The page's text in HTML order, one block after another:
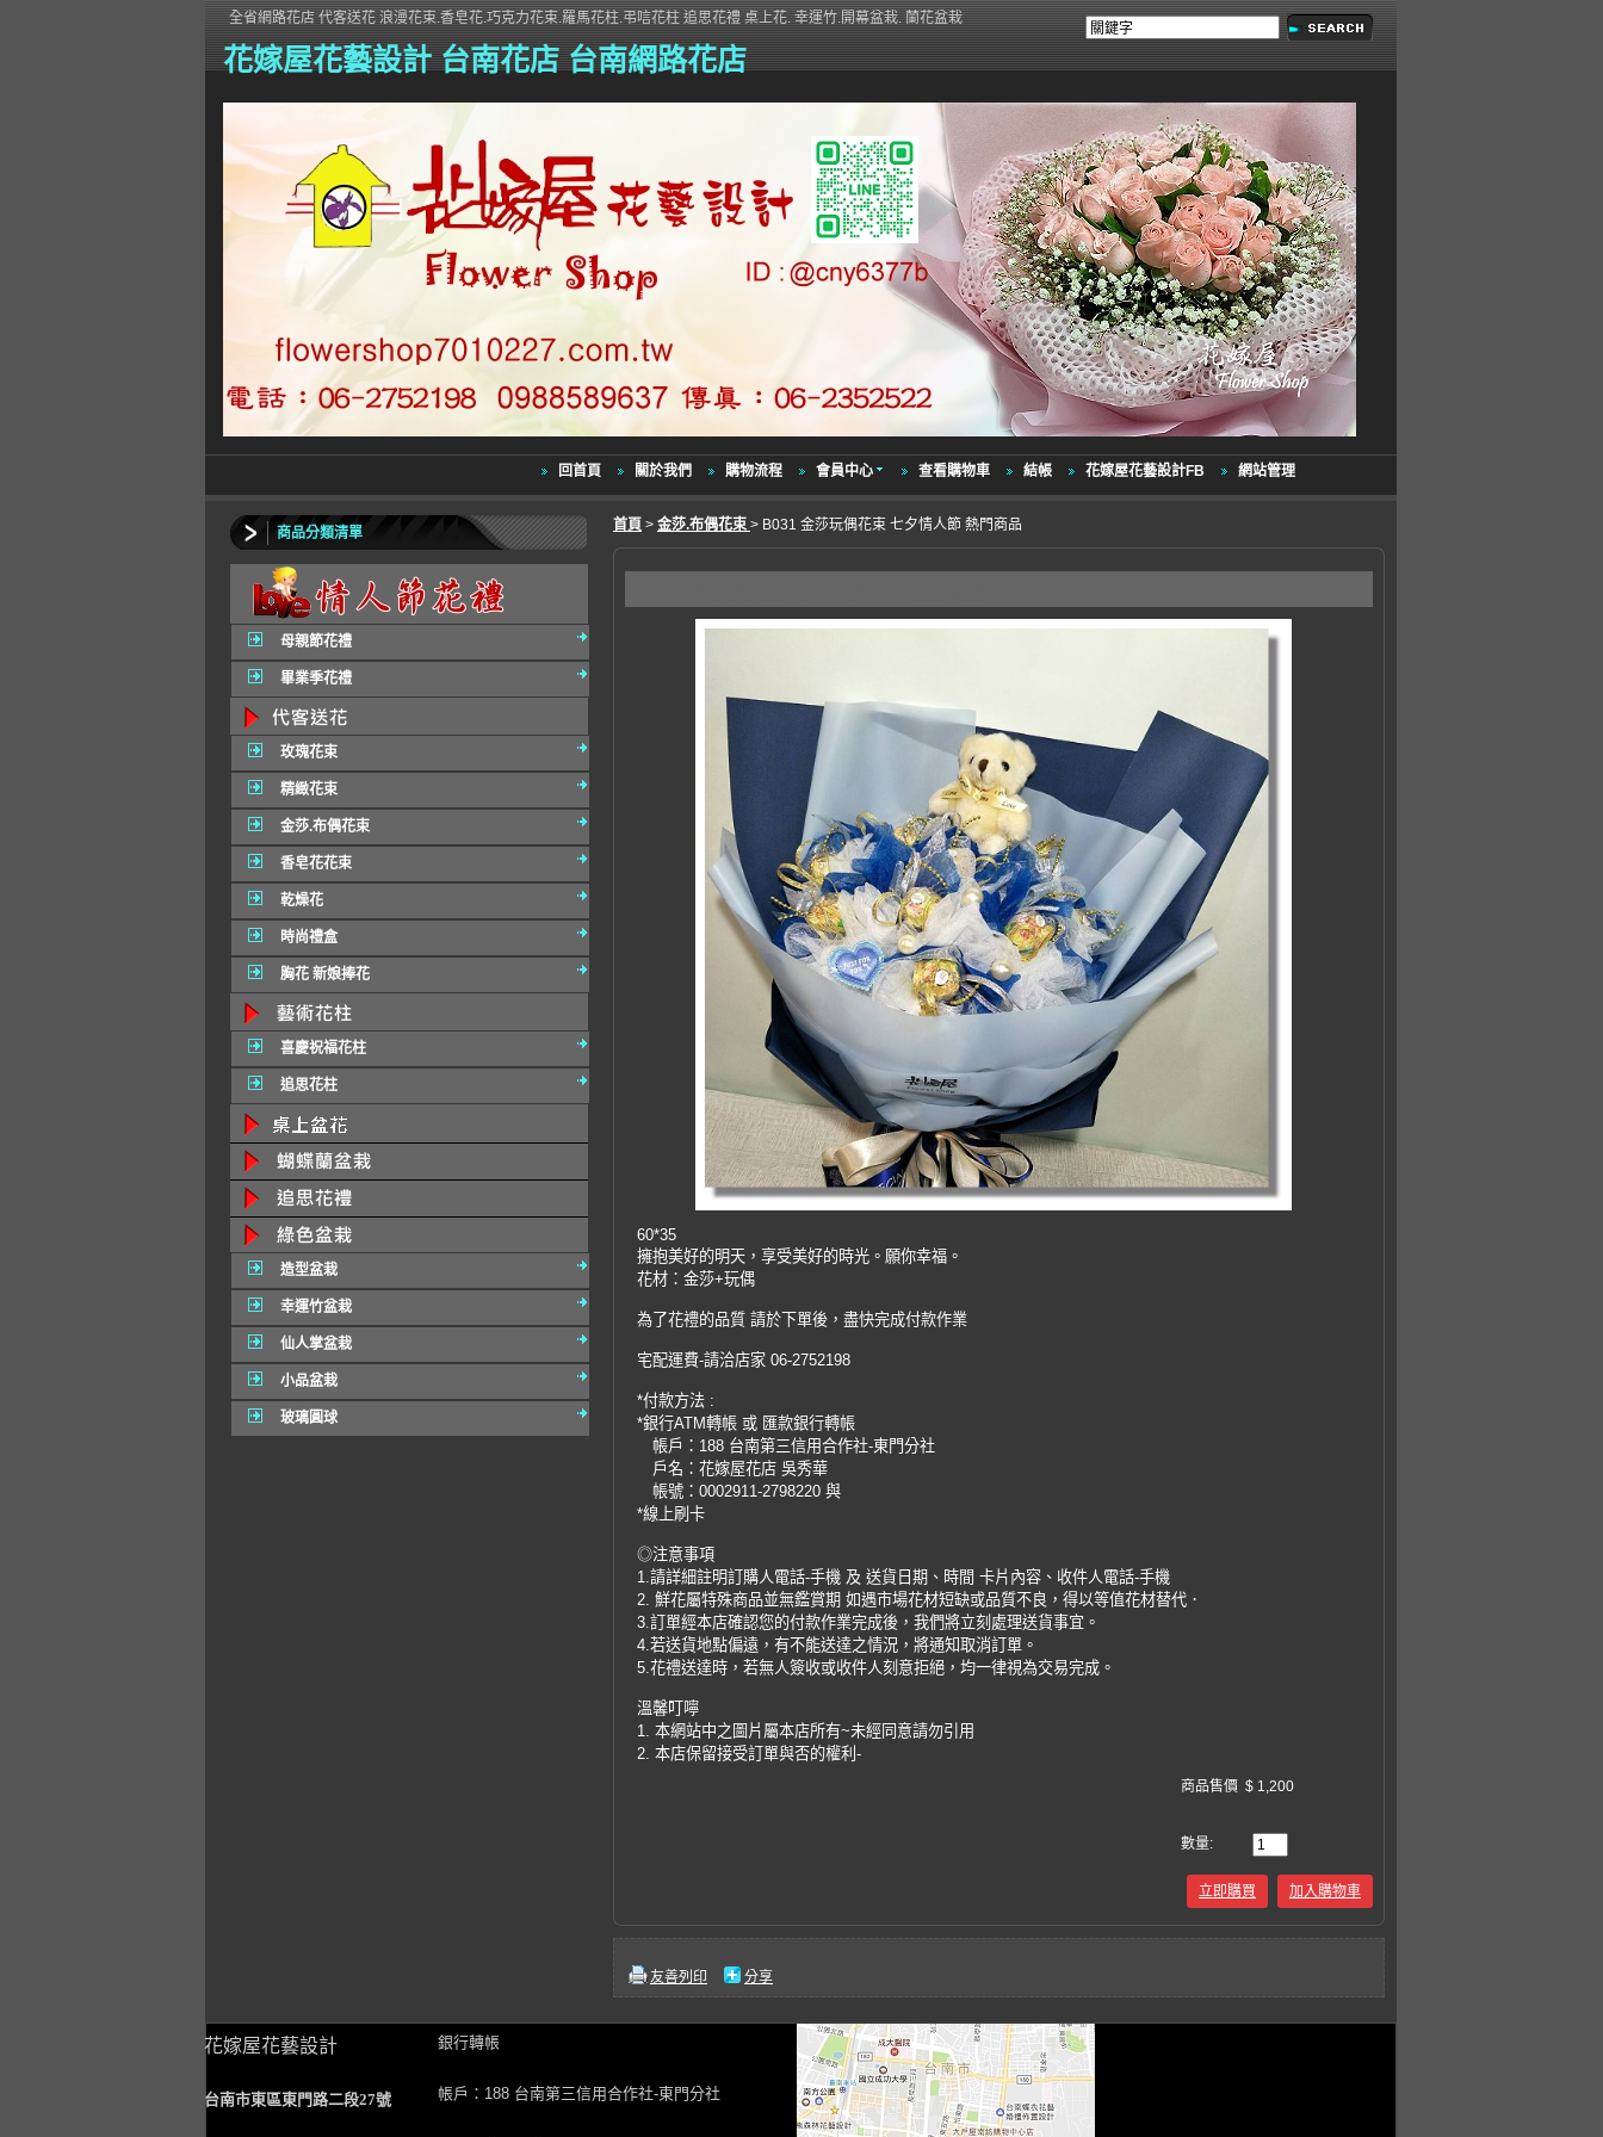
花嫁屋花藝設計 台南花店 台南網路花店
全省網路花店 代客送花 浪漫花束.香皂花.巧克力花束.羅馬花柱.弔唁花柱 追思花禮 桌上花. 幸運竹.開幕盆栽. 蘭花盆栽
回首頁 關於我們 購物流程 會員中心 查看購物車 結帳 花嫁屋花藝設計FB 網站管理
商品分類清單
母親節花禮
畢業季花禮
玫瑰花束
精緻花束
金莎.布偶花束
香皂花花束
乾燥花
時尚禮盒
胸花 新娘捧花
喜慶祝福花柱
追思花柱
造型盆栽
幸運竹盆栽
仙人掌盆栽
小品盆栽
玻璃圓球
首頁 > 金莎.布偶花束 > B031 金莎玩偶花束 七夕情人節 熱門商品
60*35
擁抱美好的明天，享受美好的時光。願你幸福。
花材：金莎+玩偶
為了花禮的品質 請於下單後，盡快完成付款作業
宅配運費-請洽店家 06-2752198
*付款方法 :
*銀行ATM轉帳 或 匯款銀行轉帳
帳戶：188 台南第三信用合作社-東門分社
戶名：花嫁屋花店 吳秀華
帳號：0002911-2798220 與
*線上刷卡
◎注意事項
1.請詳細註明訂購人電話-手機 及 送貨日期、時間 卡片內容、收件人電話-手機
2. 鮮花屬特殊商品並無鑑賞期 如遇市場花材短缺或品質不良，得以等值花材替代．
3.訂單經本店確認您的付款作業完成後，我們將立刻處理送貨事宜。
4.若送貨地點偏遠，有不能送達之情況，將通知取消訂單。
5.花禮送達時，若無人簽收或收件人刻意拒絕，均一律視為交易完成。
溫馨叮嚀
1. 本網站中之圖片屬本店所有~未經同意請勿引用
2. 本店保留接受訂單與否的權利-
商品售價 $ 1,200
數量:
立即購買 加入購物車
友善列印 分享
花嫁屋花藝設計
台南市東區東門路二段27號
銀行轉帳
帳戶：188 台南第三信用合作社-東門分社